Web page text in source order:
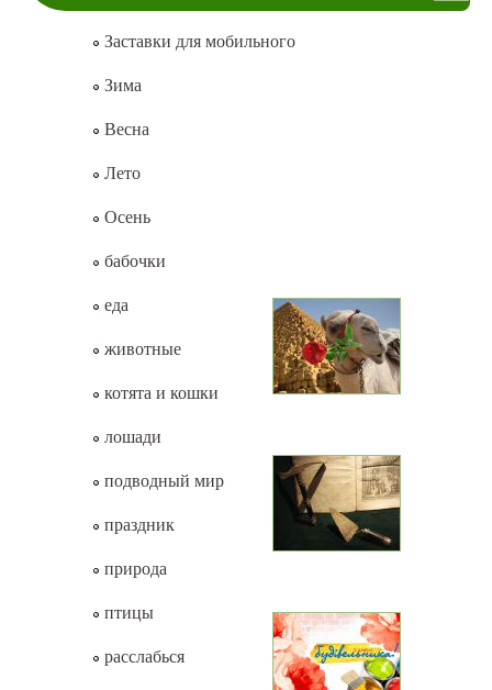
Заставки для мобильного
Зима
Весна
Лето
Осень
бабочки
еда
животные
котята и кошки
лошади
подводный мир
праздник
природа
птицы
расслабься